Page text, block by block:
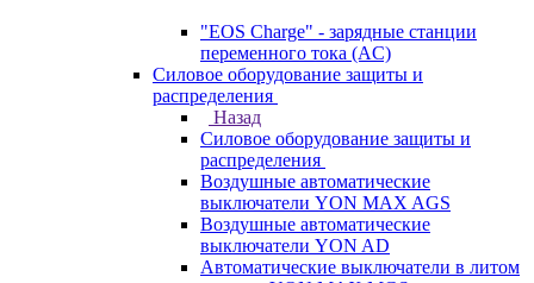
"EOS Charge" - зарядные станции
переменного тока (AC)
Силовое оборудование защиты и
распределения
Назад
Силовое оборудование защиты и
распределения
Воздушные автоматические
выключатели YON MAX AGS
Воздушные автоматические
выключатели YON AD
Автоматические выключатели в литом